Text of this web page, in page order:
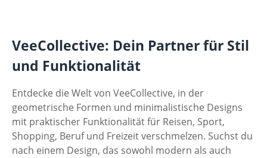
VeeCollective: Dein Partner für Stil
und Funktionalität
Entdecke die Welt von VeeCollective, in der
geometrische Formen und minimalistische Designs
mit praktischer Funktionalität für Reisen, Sport,
Shopping, Beruf und Freizeit verschmelzen. Suchst du
nach einem Design, das sowohl modern als auch